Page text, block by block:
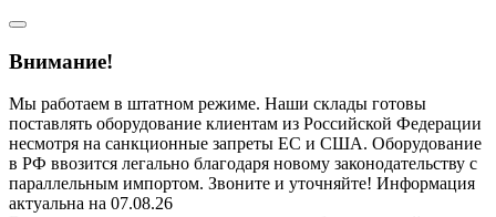
Внимание!
Мы работаем в штатном режиме. Наши склады готовы
поставлять оборудование клиентам из Российской Федерации
несмотря на санкционные запреты ЕС и США. Оборудование
в РФ ввозится легально благодаря новому законодательству с
параллельным импортом. Звоните и уточняйте! Информация
актуальна на 07.08.26